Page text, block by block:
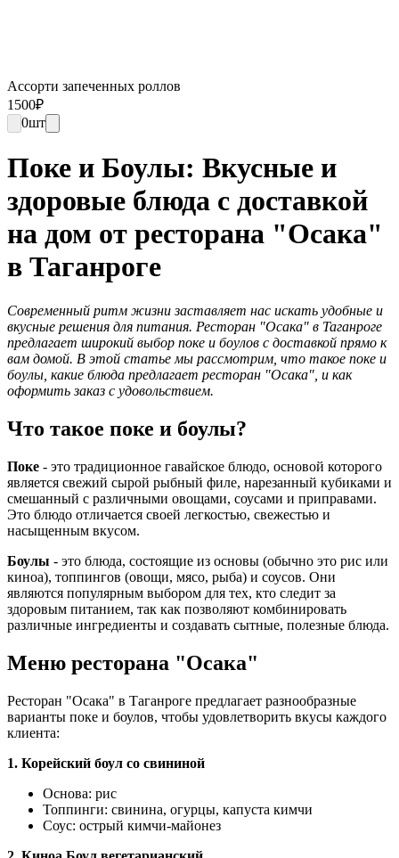
Ассорти запеченных роллов
1500₽
0шт
Поке и Боулы: Вкусные и
здоровые блюда с доставкой
на дом от ресторана "Осака"
в Таганроге
Современный ритм жизни заставляет нас искать удобные и
вкусные решения для питания. Ресторан "Осака" в Таганроге
предлагает широкий выбор поке и боулов с доставкой прямо к
вам домой. В этой статье мы рассмотрим, что такое поке и
боулы, какие блюда предлагает ресторан "Осака", и как
оформить заказ с удовольствием.
Что такое поке и боулы?
Поке - это традиционное гавайское блюдо, основой которого
является свежий сырой рыбный филе, нарезанный кубиками и
смешанный с различными овощами, соусами и приправами.
Это блюдо отличается своей легкостью, свежестью и
насыщенным вкусом.
Боулы - это блюда, состоящие из основы (обычно это рис или
киноа), топпингов (овощи, мясо, рыба) и соусов. Они
являются популярным выбором для тех, кто следит за
здоровым питанием, так как позволяют комбинировать
различные ингредиенты и создавать сытные, полезные блюда.
Меню ресторана "Осака"
Ресторан "Осака" в Таганроге предлагает разнообразные
варианты поке и боулов, чтобы удовлетворить вкусы каждого
клиента:
1. Корейский боул со свининой
Основа: рис
Топпинги: свинина, огурцы, капуста кимчи
Соус: острый кимчи-майонез